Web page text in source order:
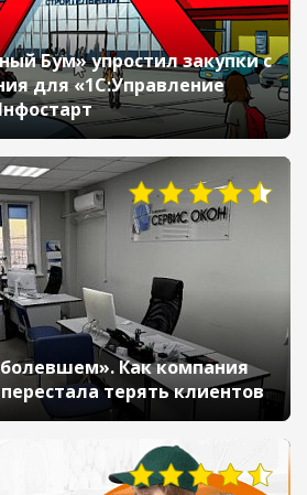
Бум» упростил закупки с
для «1С:Управление
Как компания
терять клиентов